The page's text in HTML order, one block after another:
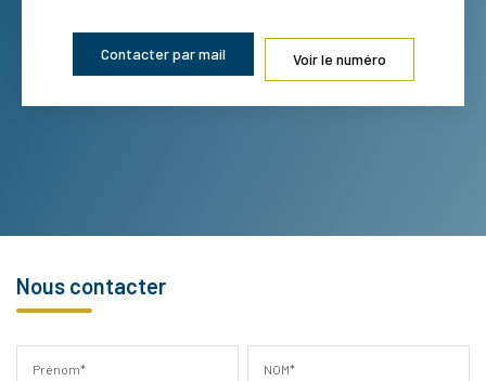
Contacter par mail Voir le numéro
Nous contacter
Prénom* NOM*